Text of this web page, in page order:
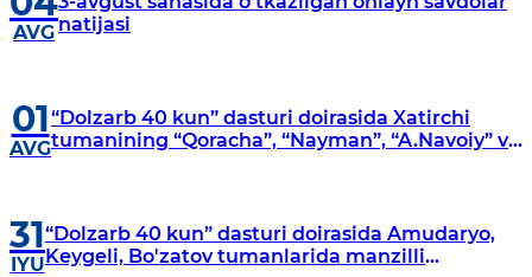
AVG natijasi
01
AVG
“Dolzarb 40 kun” dasturi doirasida Xatirchi
tumanining “Qoracha”, “Nayman”, “A.Navoiy” va
31
IYU
“Dolzarb 40 kun” dasturi doirasida Amudaryo,
Keygeli, Bo'zatov tumanlarida manzilli